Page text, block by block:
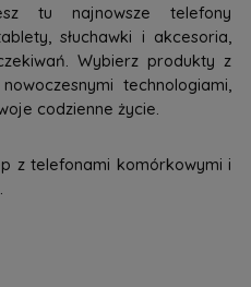
tu najnowsze telefony
słuchawki i akcesoria,
Wybierz produkty z
technologiami,
codzienne życie.
z telefonami komórkowymi i